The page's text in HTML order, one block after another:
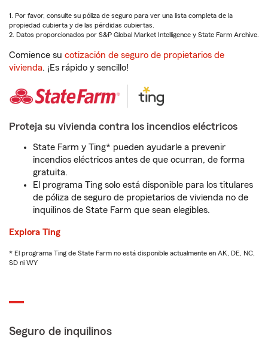
1. Por favor, consulte su póliza de seguro para ver una lista completa de la
propiedad cubierta y de las pérdidas cubiertas.
2. Datos proporcionados por S&P Global Market Intelligence y State Farm Archive.
Comience su cotización de seguro de propietarios de
vivienda. ¡Es rápido y sencillo!
Proteja su vivienda contra los incendios eléctricos
State Farm y Ting* pueden ayudarle a prevenir
incendios eléctricos antes de que ocurran, de forma
gratuita.
El programa Ting solo está disponible para los titulares
de póliza de seguro de propietarios de vivienda no de
inquilinos de State Farm que sean elegibles.
Explora Ting
* El programa Ting de State Farm no está disponible actualmente en AK, DE, NC,
SD ni WY
Seguro de inquilinos